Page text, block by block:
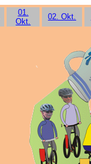
01.
Okt.
02. Okt.